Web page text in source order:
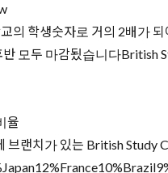
의 학생숫자로 거의 2배가
모두 마감됬습니다British
율
브랜치가 있는 British